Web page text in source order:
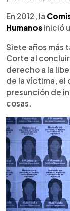
En 2012, la
Humanos inició
Siete años más
Corte al
derecho a la
de la víctima, el
presunción de
cosas.